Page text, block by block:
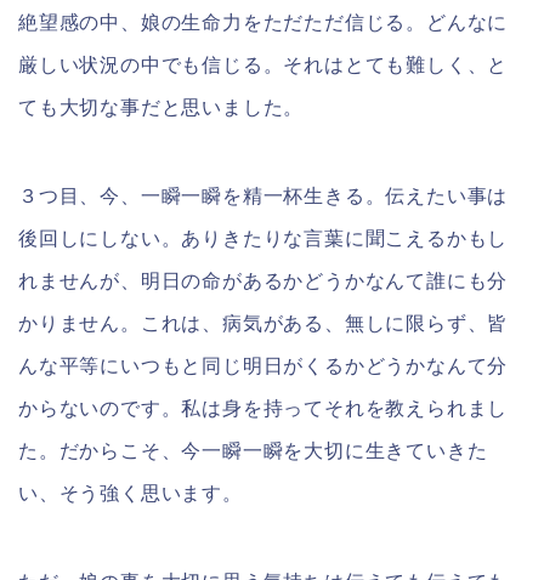
絶望感の中、娘の生命力をただただ信じる。どんなに
厳しい状況の中でも信じる。それはとても難しく、と
ても大切な事だと思いました。
３つ目、今、一瞬一瞬を精一杯生きる。伝えたい事は
後回しにしない。ありきたりな言葉に聞こえるかもし
れませんが、明日の命があるかどうかなんて誰にも分
かりません。これは、病気がある、無しに限らず、皆
んな平等にいつもと同じ明日がくるかどうかなんて分
からないのです。私は身を持ってそれを教えられまし
た。だからこそ、今一瞬一瞬を大切に生きていきた
い、そう強く思います。